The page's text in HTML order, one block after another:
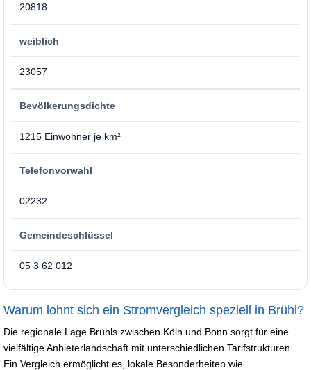
20818
weiblich
23057
Bevölkerungsdichte
1215 Einwohner je km²
Telefonvorwahl
02232
Gemeindeschlüssel
05 3 62 012
Warum lohnt sich ein Stromvergleich speziell in Brühl?
Die regionale Lage Brühls zwischen Köln und Bonn sorgt für eine
vielfältige Anbieterlandschaft mit unterschiedlichen Tarifstrukturen.
Ein Vergleich ermöglicht es, lokale Besonderheiten wie